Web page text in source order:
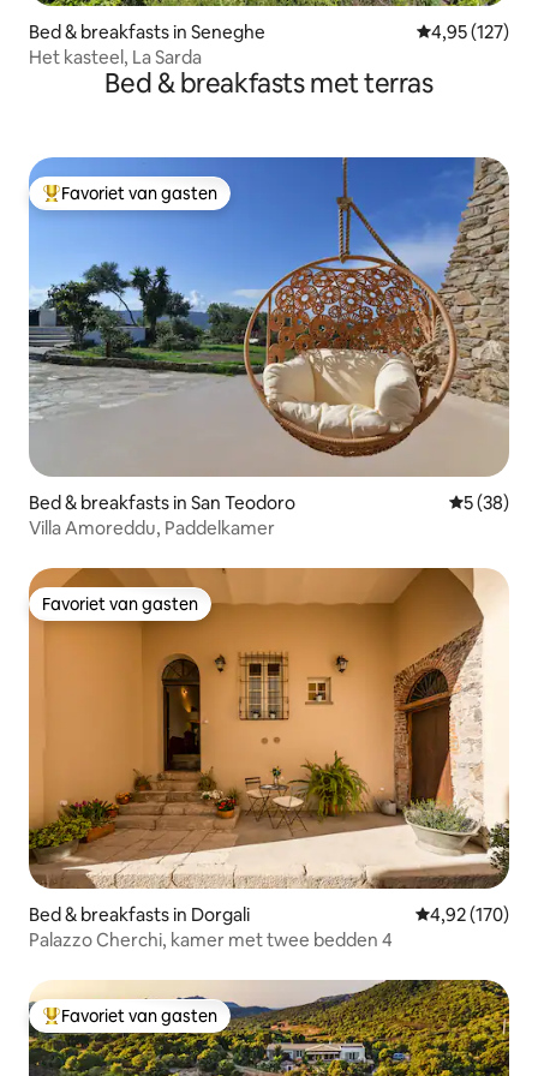
Bed & breakfasts in Seneghe Gemiddelde
4,95 (127)
Het kasteel, La Sarda
Bed & breakfasts met terras
Topfavoriet van gasten
Favoriet van gasten
Bed & breakfasts in San Teodoro
5 (38)
Villa Amoreddu, Paddelkamer
Favoriet van gasten
Favoriet van gasten
Bed & breakfasts in Dorgali Gemiddelde
4,92 (170)
Palazzo Cherchi, kamer met twee bedden 4
Topfavoriet van gasten
Favoriet van gasten